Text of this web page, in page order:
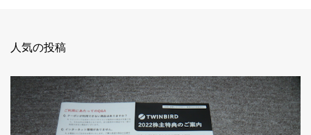
人気の投稿